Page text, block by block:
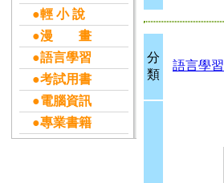
●輕 小 說
●漫 畫
●語言學習
●考試用書
●電腦資訊
●專業書籍
分
類
語言學習